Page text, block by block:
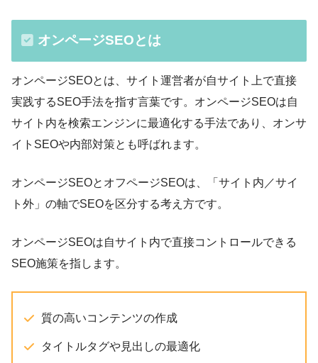
オンページSEOとは
オンページSEOとは、サイト運営者が自サイト上で直接
実践するSEO手法を指す言葉です。オンページSEOは自
サイト内を検索エンジンに最適化する手法であり、オンサ
イトSEOや内部対策とも呼ばれます。
オンページSEOとオフページSEOは、「サイト内／サイ
ト外」の軸でSEOを区分する考え方です。
オンページSEOは自サイト内で直接コントロールできる
SEO施策を指します。
質の高いコンテンツの作成
タイトルタグや見出しの最適化